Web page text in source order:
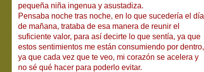
pequeña niña ingenua y asustadiza.
Pensaba noche tras noche, en lo que sucedería el día
de mañana, trataba de esa manera de reunir el
suficiente valor, para así decirte lo que sentía, ya que
estos sentimientos me están consumiendo por dentro,
ya que cada vez que te veo, mi corazón se acelera y
no sé qué hacer para poderlo evitar.